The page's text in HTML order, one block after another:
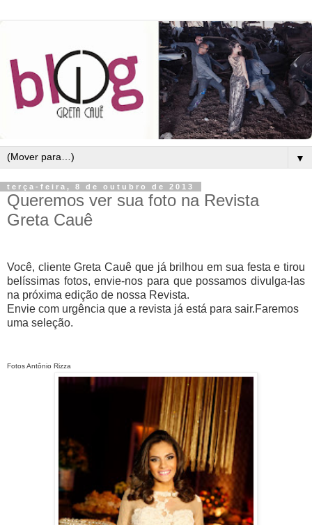
▼
terça-feira, 8 de outubro de 2013
Queremos ver sua foto na Revista
Greta Cauê
Você, cliente Greta Cauê que já brilhou em sua festa e tirou
belíssimas fotos, envie-nos para que possamos divulga-las
na próxima edição de nossa Revista.
Envie com urgência que a revista já está para sair.Faremos
uma seleção.
Fotos Antônio Rizza